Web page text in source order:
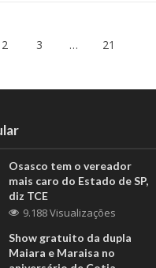
2 3 … 21
Osasco tem o vereador
mais caro do Estado de SP,
diz TCE
9.188 Visualizações
Show gratuito da dupla
Maiara e Maraisa no